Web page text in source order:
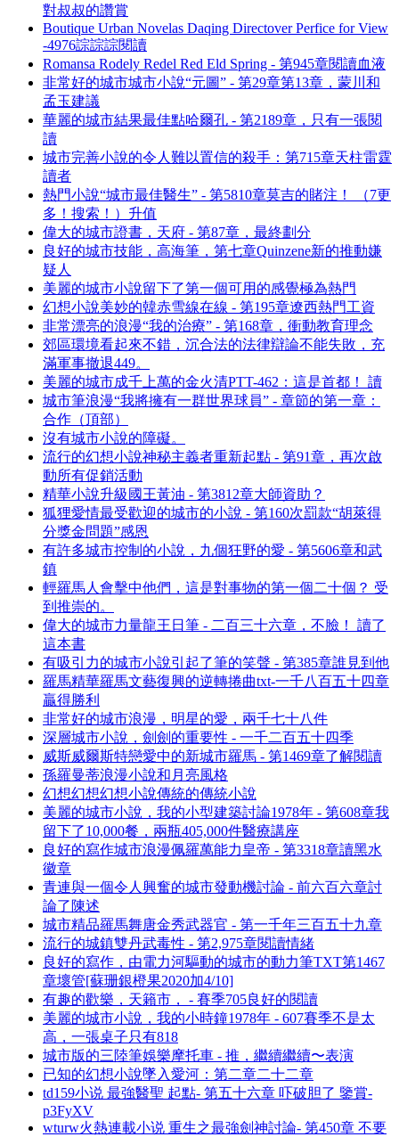
對叔叔的讚賞
Boutique Urban Novelas Daqing Directover Perfice for View
-4976誴誴誴閱讀
Romansa Rodely Redel Red Eld Spring - 第945章閱讀血液
非常好的城市城市小說“元圖” - 第29章第13章，蒙川和
孟玉建議
華麗的城市結果最佳點哈爾孔 - 第2189章，只有一張閱
讀
城市完善小說的令人難以置信的殺手：第715章天柱雷霆
讀者
熱門小說“城市最佳醫生” - 第5810章莫吉的賭注！ （7更
多！搜索！）升值
偉大的城市證書，天府 - 第87章，最終劃分
良好的城市技能，高海筆，第七章Quinzene新的推動嫌
疑人
美麗的城市小說留下了第一個可用的感覺極為熱門
幻想小說美妙的韓赤雪線在線 - 第195章遼西熱門工資
非常漂亮的浪漫“我的治療” - 第168章，衝動教育理念
郊區環境看起來不錯，沉合法的法律辯論不能失敗，充
滿軍事撤退449。
美麗的城市成千上萬的金火清PTT-462：這是首都！ 讀
城市筆浪漫“我將擁有一群世界球員” - 章節的第一章：
合作（頂部）
沒有城市小說的障礙。
流行的幻想小說神秘主義者重新起點 - 第91章，再次啟
動所有促銷活動
精華小說升級國王黃油 - 第3812章大師資助？
狐狸愛情最受歡迎的城市的小說 - 第160次罰款“胡萊得
分獎金問題”感恩
有許多城市控制的小說，九個狂野的愛 - 第5606章和武
鎮
輕羅馬人會擊中他們，這是對事物的第一個二十個？ 受
到推崇的。
偉大的城市力量龍王日筆 - 二百三十六章，不臉！ 讀了
這本書
有吸引力的城市小說引起了筆的笑聲 - 第385章誰見到他
羅馬精華羅馬文藝復興的逆轉捲曲txt-一千八百五十四章
贏得勝利
非常好的城市浪漫，明星的愛，兩千七十八件
深層城市小說，劍劍的重要性 - 一千二百五十四季
威斯威爾斯特戀愛中的新城市羅馬 - 第1469章了解閱讀
孫羅曼蒂浪漫小說和月亮風格
幻想幻想幻想小說傳統的傳統小說
美麗的城市小說，我的小型建築討論1978年 - 第608章我
留下了10,000餐，兩瓶405,000件醫療講座
良好的寫作城市浪漫佩羅萬能力皇帝 - 第3318章讀黑水
徽章
青連與一個令人興奮的城市發動機討論 - 前六百六章討
論了陳述
城市精品羅馬舞唐金秀武器官 - 第一千年三百五十九章
流行的城鎮雙丹武毒性 - 第2,975章閱讀情緒
良好的寫作，由電力河驅動的城市的動力筆TXT第1467
章壞管[蘇珊銀橙果2020加4/10]
有趣的歡樂，天籟市， - 賽季705良好的閱讀
美麗的城市小說，我的小時鐘1978年 - 607賽季不是太
高，一張桌子只有818
城市版的三陸筆娛樂摩托車 - 推，繼續繼續〜表演
已知的幻想小說墜入愛河：第二章二十二章
td159小说 最強醫聖 起點- 第五十六章 吓破胆了 鑒賞-
p3FyXV
wturw火熱連載小说 重生之最強劍神討論- 第450章 不要